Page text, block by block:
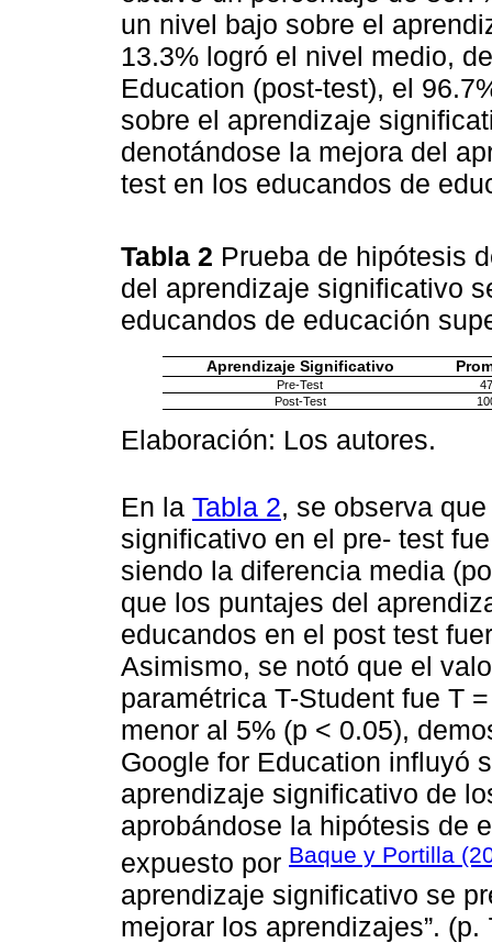
un nivel bajo sobre el
13.3% logró el nivel medio,
Education (post-test), el
sobre el aprendizaje
denotándose la mejora del
test en los educandos de
Tabla 2 Prueba de hipótesis
del aprendizaje significativo
educandos de educación
Aprendizaje Significativo
Pre-Test
Post-Test
Elaboración: Los autores.
En la Tabla 2, se observa
significativo en el pre- test
siendo la diferencia media
que los puntajes del
educandos en el post test
Asimismo, se notó que el
paramétrica T-Student fue T
menor al 5% (p < 0.05),
Google for Education influyó
aprendizaje significativo de
aprobándose la hipótesis de
expuesto por Baque y Portilla
aprendizaje significativo se
mejorar los aprendizajes”. (p.